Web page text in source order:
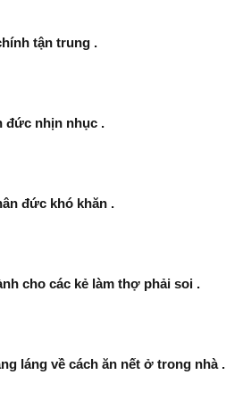
tận trung .
đức nhịn nhục .
đức khó khăn .
cho các kẻ làm thợ phải soi .
láng về cách ăn nết ở trong nhà .